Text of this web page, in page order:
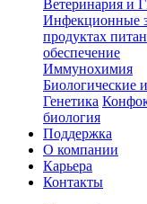
Ветеринария и
Инфекционные
продуктах
обеспечение
Иммунохимия
Биологические
Генетика
биология
Поддержка
О компании
Карьера
Контакты